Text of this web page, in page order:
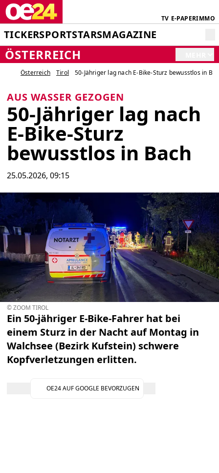
TV E-PAPERIMMO
TICKERSPORTSTARSMAGAZINE
ÖSTERREICH
Österreich Tirol 50-Jähriger lag nach E-Bike-Sturz bewusstlos in
AUS WASSER GEZOGEN
50-Jähriger lag nach
E-Bike-Sturz
bewusstlos in Bach
25.05.2026, 09:15
© ZOOM TIROL
Ein 50-jähriger E-Bike-Fahrer hat bei
einem Sturz in der Nacht auf Montag in
Walchsee (Bezirk Kufstein) schwere
Kopfverletzungen erlitten.
OE24 AUF GOOGLE BEVORZUGEN